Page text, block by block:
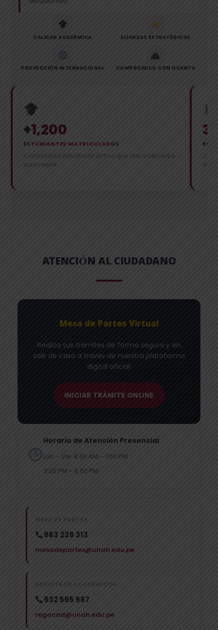
CALIDAD ACADÉMICA ALIANZAS ESTRATÉGICAS
PROYECCIÓN INTERNACIONAL COMPROMISO CON HUANTA
+1,200
ESTUDIANTES MATRICULADOS
Comunidad estudiantil activa que crece semestre
a semestre.
3
ATENCIÓN AL CIUDADANO
Mesa de Partes Virtual
Realiza tus trámites de forma segura y sin
salir de casa a través de nuestra plataforma
digital oficial.
INICIAR TRÁMITE ONLINE
Horario de Atención Presencial
Lun – Vie: 8:00 AM – 1:00 PM
3:00 PM – 6:00 PM
MESA DE PARTES
963 239 313
mesadepartes@unah.edu.pe
REGISTROS ACADÉMICOS
932 565 567
regacad@unah.edu.pe